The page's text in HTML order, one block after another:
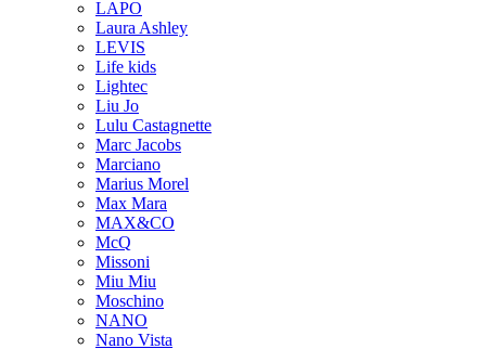
LAPO
Laura Ashley
LEVIS
Life kids
Lightec
Liu Jo
Lulu Castagnette
Marc Jacobs
Marciano
Marius Morel
Max Mara
MAX&CO
McQ
Missoni
Miu Miu
Moschino
NANO
Nano Vista